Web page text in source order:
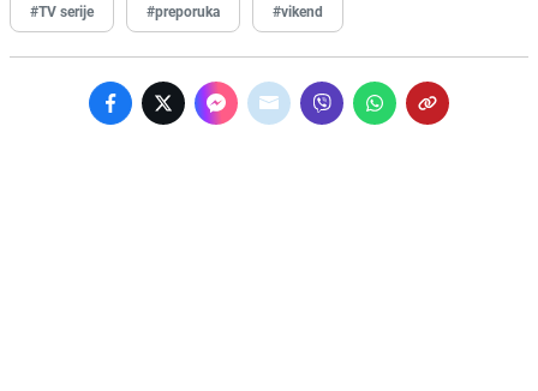
#TV serije #preporuka #vikend